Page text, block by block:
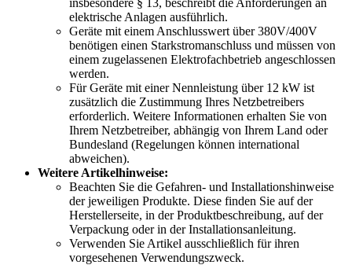
elektrische Anlagen ausführlich.
Geräte mit einem Anschlusswert über 380V/400V
benötigen einen Starkstromanschluss und müssen von
einem zugelassenen Elektrofachbetrieb angeschlossen
werden.
Für Geräte mit einer Nennleistung über 12 kW ist
zusätzlich die Zustimmung Ihres Netzbetreibers
erforderlich. Weitere Informationen erhalten Sie von
Ihrem Netzbetreiber, abhängig von Ihrem Land oder
Bundesland (Regelungen können international
abweichen).
Weitere Artikelhinweise:
Beachten Sie die Gefahren- und Installationshinweise
der jeweiligen Produkte. Diese finden Sie auf der
Herstellerseite, in der Produktbeschreibung, auf der
Verpackung oder in der Installationsanleitung.
Verwenden Sie Artikel ausschließlich für ihren
vorgesehenen Verwendungszweck.